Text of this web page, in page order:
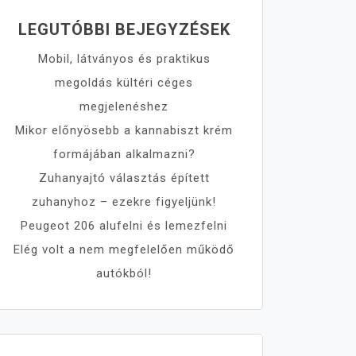
LEGUTÓBBI BEJEGYZÉSEK
Mobil, látványos és praktikus
megoldás kültéri céges
megjelenéshez
Mikor előnyösebb a kannabiszt krém
formájában alkalmazni?
Zuhanyajtó választás épített
zuhanyhoz – ezekre figyeljünk!
Peugeot 206 alufelni és lemezfelni
Elég volt a nem megfelelően működő
autókból!